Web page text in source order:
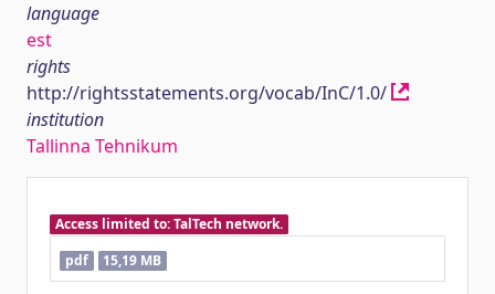
language
est
rights
http://rightsstatements.org/vocab/InC/1.0/
institution
Tallinna Tehnikum
Access limited to: TalTech network.
pdf
15,19 MB